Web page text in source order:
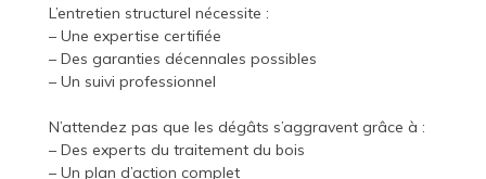
L’entretien structurel nécessite :
– Une expertise certifiée
– Des garanties décennales possibles
– Un suivi professionnel
N’attendez pas que les dégâts s’aggravent grâce à :
– Des experts du traitement du bois
– Un plan d’action complet